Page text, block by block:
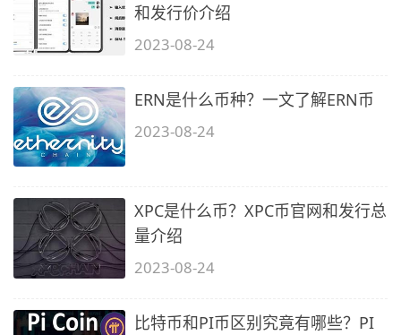
和发行价介绍
2023-08-24
ERN是什么币种？一文了解ERN币
2023-08-24
XPC是什么币？XPC币官网和发行总
量介绍
2023-08-24
比特币和PI币区别究竟有哪些？PI